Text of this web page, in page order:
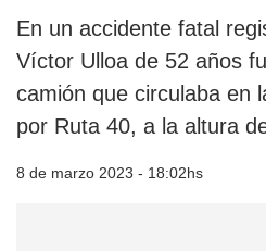
En un accidente fatal
Víctor Ulloa de 52 años
camión que circulaba en
por Ruta 40, a la altura
8 de marzo 2023 - 18:02hs